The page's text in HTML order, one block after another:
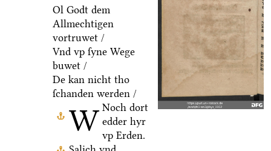
W
Ol Godt dem
Allmechtigen
vortruwet /
Vnd vp ſyne Wege
buwet /
De kan nicht tho
ſchanden werden /
Noch dort
edder hyr
vp Erden.